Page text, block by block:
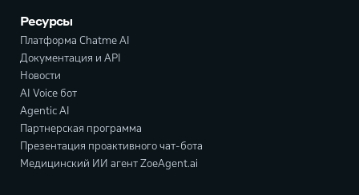
Ресурсы
Платформа Chatme AI
Документация и API
Новости
AI Voice бот
Agentic AI
Партнерская программа
Презентация проактивного чат-бота
Медицинский ИИ агент ZoeAgent.ai